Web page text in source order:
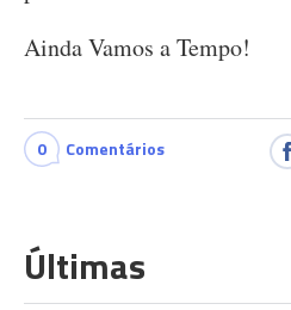
Ainda Vamos a Tempo!
0 Comentários
Últimas